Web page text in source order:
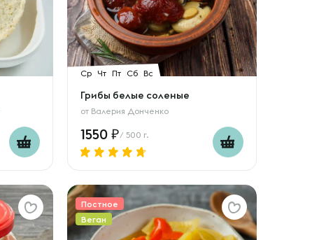
Ср Чт Пт Сб Вс
Грибы белые соленые
от Валерия Донченко
1550 / 500 г.
Постное
Веган